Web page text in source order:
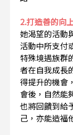
2.打造善的向
她渴望的活動
活動中所支付
特殊境遇族群
者在自我成長
得提升的機會
會後，自然能
也將回饋到給
己，亦能造福